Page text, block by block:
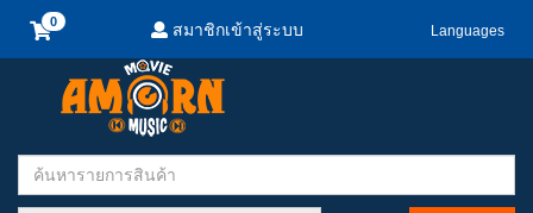
สมาชิกเข้าสู่ระบบ Languages